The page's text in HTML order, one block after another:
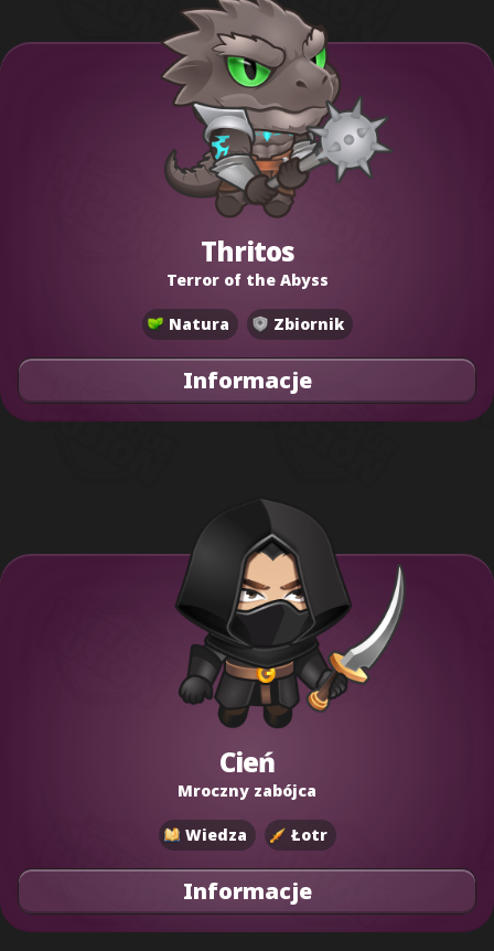
Thritos
Terror of the Abyss
Natura Zbiornik
Informacje
Cień
Mroczny zabójca
Wiedza Łotr
Informacje